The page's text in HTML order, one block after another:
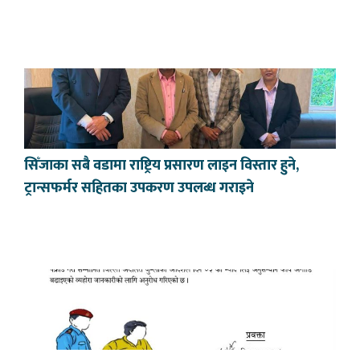
सिँजाका सबै वडामा राष्ट्रिय प्रसारण लाइन विस्तार हुने,
ट्रान्सफर्मर सहितका उपकरण उपलब्ध गराइने